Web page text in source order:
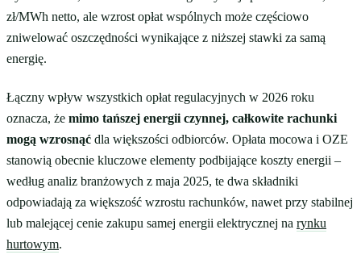
zł/MWh netto, ale wzrost opłat wspólnych może częściowo
zniwelować oszczędności wynikające z niższej stawki za samą
energię.
Łączny wpływ wszystkich opłat regulacyjnych w 2026 roku
oznacza, że mimo tańszej energii czynnej, całkowite rachunki
mogą wzrosnąć dla większości odbiorców. Opłata mocowa i OZE
stanowią obecnie kluczowe elementy podbijające koszty energii –
według analiz branżowych z maja 2025, te dwa składniki
odpowiadają za większość wzrostu rachunków, nawet przy stabilnej
lub malejącej cenie zakupu samej energii elektrycznej na rynku
hurtowym.